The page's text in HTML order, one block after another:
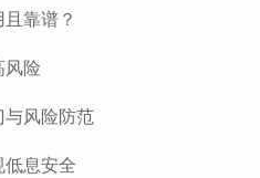
靠谱？
险
风险防范
息安全